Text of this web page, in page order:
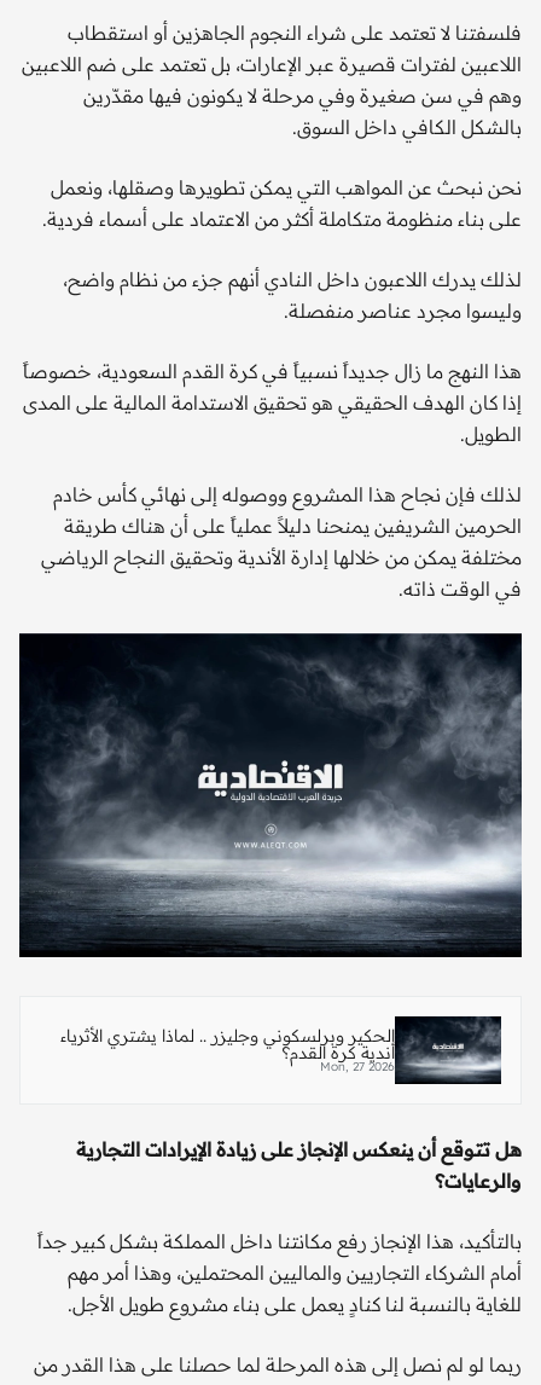
فلسفتنا لا تعتمد على شراء النجوم الجاهزين أو استقطاب
اللاعبين لفترات قصيرة عبر الإعارات، بل تعتمد على ضم اللاعبين
وهم في سن صغيرة وفي مرحلة لا يكونون فيها مقدّرين
بالشكل الكافي داخل السوق.
نحن نبحث عن المواهب التي يمكن تطويرها وصقلها، ونعمل
على بناء منظومة متكاملة أكثر من الاعتماد على أسماء فردية.
لذلك يدرك اللاعبون داخل النادي أنهم جزء من نظام واضح،
وليسوا مجرد عناصر منفصلة.
هذا النهج ما زال جديداً نسبياً في كرة القدم السعودية، خصوصاً
إذا كان الهدف الحقيقي هو تحقيق الاستدامة المالية على المدى
الطويل.
لذلك فإن نجاح هذا المشروع ووصوله إلى نهائي كأس خادم
الحرمين الشريفين يمنحنا دليلاً عملياً على أن هناك طريقة
مختلفة يمكن من خلالها إدارة الأندية وتحقيق النجاح الرياضي
في الوقت ذاته.
الحكير وبرلسكوني وجليزر .. لماذا يشتري الأثرياء
أندية كرة القدم؟
Mon, 27 2026
هل تتوقع أن ينعكس الإنجاز على زيادة الإيرادات التجارية
والرعايات؟
بالتأكيد، هذا الإنجاز رفع مكانتنا داخل المملكة بشكل كبير جداً
أمام الشركاء التجاريين والماليين المحتملين، وهذا أمر مهم
للغاية بالنسبة لنا كنادٍ يعمل على بناء مشروع طويل الأجل.
ربما لو لم نصل إلى هذه المرحلة لما حصلنا على هذا القدر من